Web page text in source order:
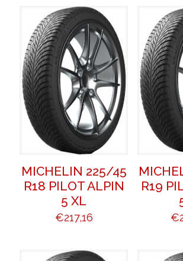
MICHELIN 225/45
R18 PILOT ALPIN
5 XL
€217,16
R19
€